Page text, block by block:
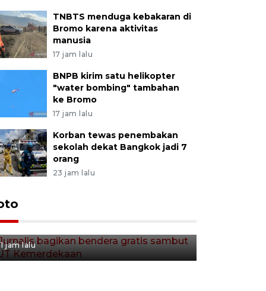
TNBTS menduga kebakaran di
Bromo karena aktivitas
manusia
17 jam lalu
BNPB kirim satu helikopter
"water bombing" tambahan
ke Bromo
17 jam lalu
Korban tewas penembakan
sekolah dekat Bangkok jadi 7
orang
23 jam lalu
Jurnalis bagikan bendera
gratis sambut HUT
1 jam lalu